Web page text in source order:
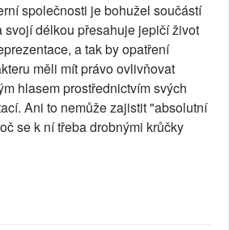
společnosti je bohužel součástí
svojí délkou přesahuje jepičí život
a tak by opatření
měli mít právo ovlivňovat
hlasem prostřednictvím svých
Ani to nemůže zajistit "absolutní
se k ní třeba drobnými krůčky